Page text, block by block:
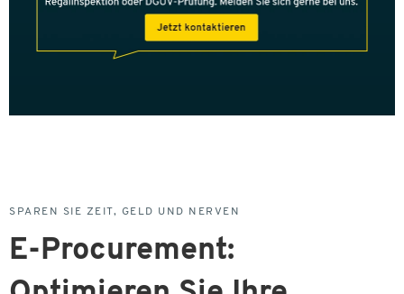
SPAREN SIE ZEIT, GELD UND NERVEN
E-Procurement: